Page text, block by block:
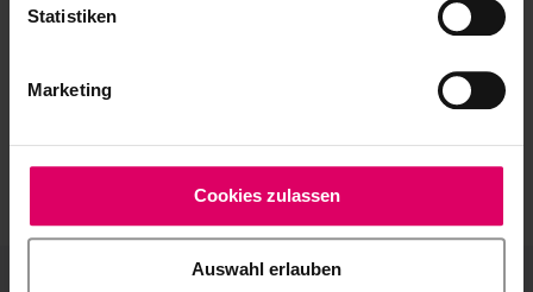
Statistiken
Marketing
Cookies zulassen
Auswahl erlauben